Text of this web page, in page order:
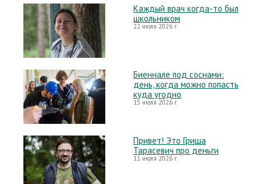
Каждый врач когда-то был
школьником
22 июля 2026 г.
Биеннале под соснами:
день, когда можно попасть
куда угодно
15 июля 2026 г.
Привет! Это Гриша
Тарасевич про деньги
11 июля 2026 г.